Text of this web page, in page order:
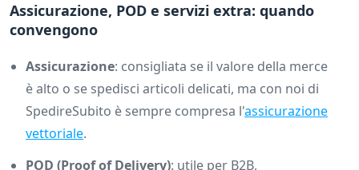
Assicurazione, POD e servizi extra: quando
convengono
Assicurazione: consigliata se il valore della merce
è alto o se spedisci articoli delicati, ma con noi di
SpedireSubito è sempre compresa l'assicurazione
vettoriale.
POD (Proof of Delivery): utile per B2B,